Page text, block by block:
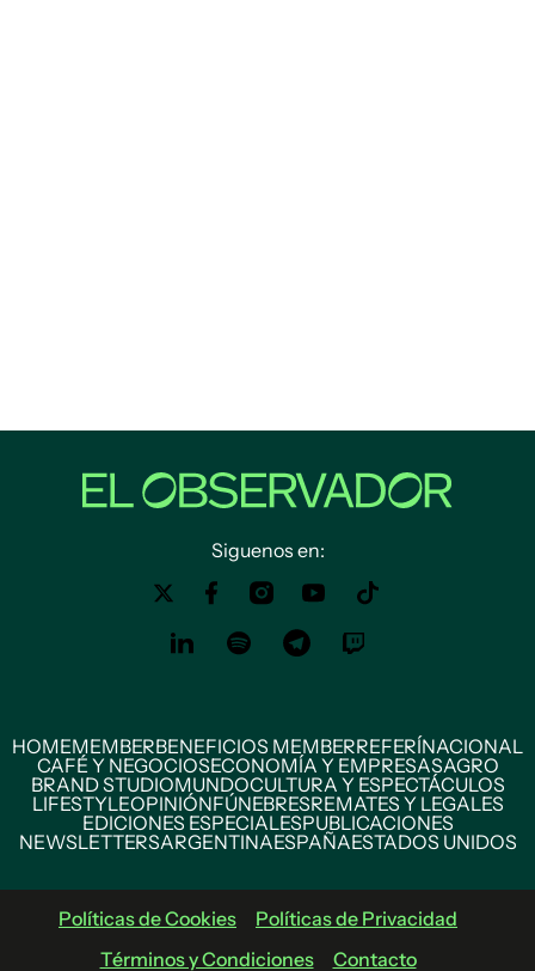
Siguenos en:
HOMEMEMBERBENEFICIOS MEMBERREFERÍNACIONAL
CAFÉ Y NEGOCIOSECONOMÍA Y EMPRESASAGRO
BRAND STUDIOMUNDOCULTURA Y ESPECTÁCULOS
LIFESTYLEOPINIÓNFÚNEBRESREMATES Y LEGALES
EDICIONES ESPECIALESPUBLICACIONES
NEWSLETTERSARGENTINAESPAÑAESTADOS UNIDOS
Políticas de Cookies
Políticas de Privacidad
Términos y Condiciones
Contacto